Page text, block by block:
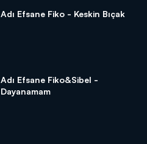
Adı Efsane Fiko - Keskin Bıçak
Adı Efsane Fiko&Sibel -
Dayanamam